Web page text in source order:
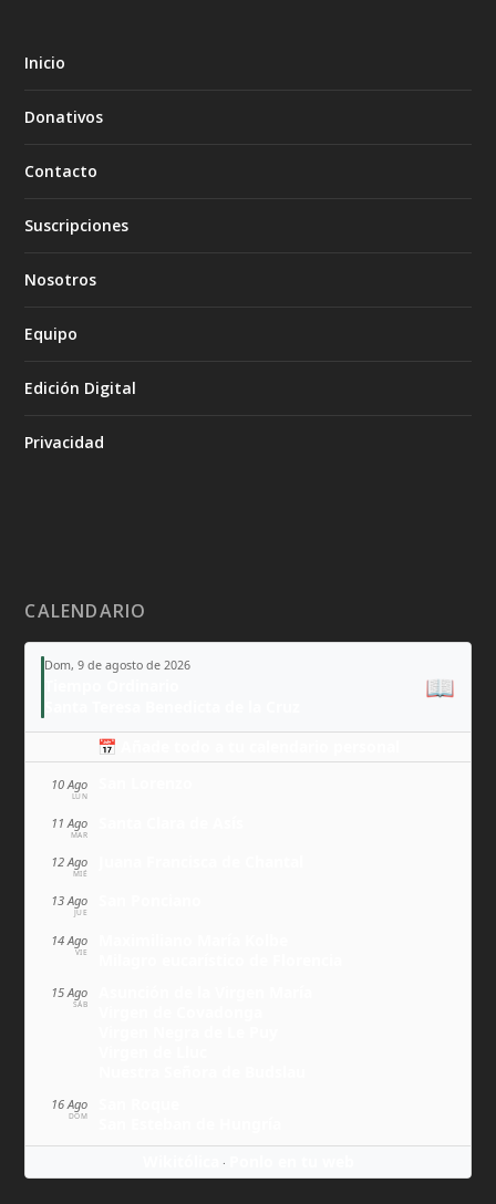
Inicio
Donativos
Contacto
Suscripciones
Nosotros
Equipo
Edición Digital
Privacidad
CALENDARIO
Dom, 9 de agosto de 2026
📖
📅 Añade todo a tu calendario personal
10 Ago
LUN
11 Ago
MAR
12 Ago
MIÉ
13 Ago
JUE
14 Ago
VIE
15 Ago
SÁB
16 Ago
DOM
·